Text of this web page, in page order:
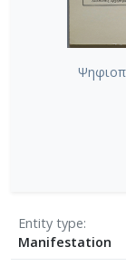
Entity type
Manifestation